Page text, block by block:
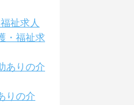
祉求人
・福祉求
ありの介
りの介